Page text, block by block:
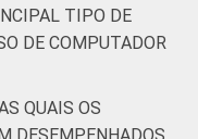
TIPO DE
DE COMPUTADOR
QUAIS OS